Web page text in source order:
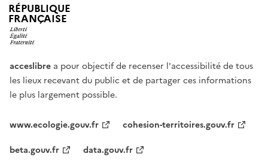
RÉPUBLIQUE
FRANÇAISE
acceslibre a pour objectif de recenser l'accessibilité de tous
les lieux recevant du public et de partager ces informations
le plus largement possible.
www.ecologie.gouv.fr
cohesion-territoires.gouv.fr
beta.gouv.fr
data.gouv.fr